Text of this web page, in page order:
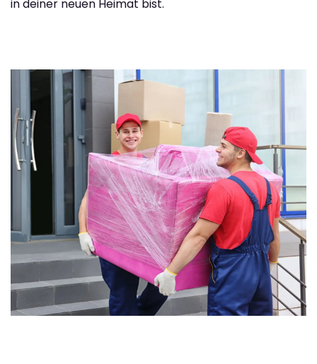
in deiner neuen Heimat bist.